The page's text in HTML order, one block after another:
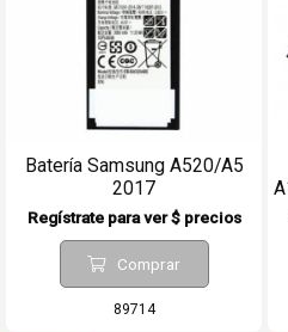
Batería Samsung A520/A5
2017
Regístrate para ver $ precios
Comprar
89714